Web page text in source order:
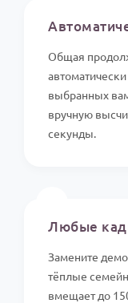
Общая
выбранных
вручную
секунды.
Любые
Замените
тёплые
вмещает до